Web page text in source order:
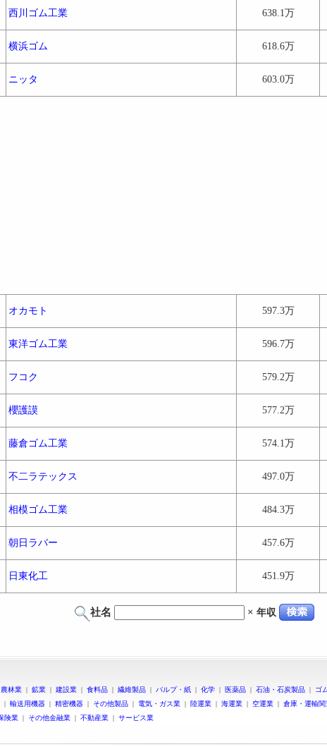
西川ゴム工業 638.1万
横浜ゴム 618.6万
ニッタ 603.0万
オカモト 597.3万
東洋ゴム工業 596.7万
フコク 579.2万
櫻護謨 577.2万
藤倉ゴム工業 574.1万
不二ラテックス 497.0万
相模ゴム工業 484.3万
朝日ラバー 457.6万
日東化工 451.9万
社名 × 年収
林業 | 鉱業 | 建設業 | 食料品 | 繊維製品 | パルプ・紙 | 化学 | 医薬品 | 石油・石炭製品 | ゴ
| 輸送用機器 | 精密機器 | その他製品 | 電気・ガス業 | 陸運業 | 海運業 | 空運業 | 倉庫・運輸関
険業 | その他金融業 | 不動産業 | サービス業